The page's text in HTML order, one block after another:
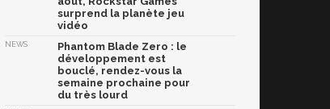
surprend la planète jeu
vidéo
NEWS
Phantom Blade Zero : le
développement est
bouclé, rendez-vous la
semaine prochaine pour
du très lourd